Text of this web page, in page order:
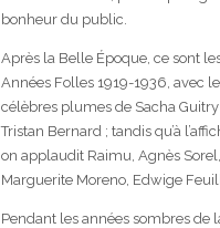
bonheur du public.
Après la Belle Époque, ce sont
Années Folles 1919-1936, avec
célèbres plumes de Sacha
Tristan Bernard ; tandis qu’à
on applaudit Raimu, Agnès Sorel,
Marguerite Moreno, Edwige
Pendant les années sombres de